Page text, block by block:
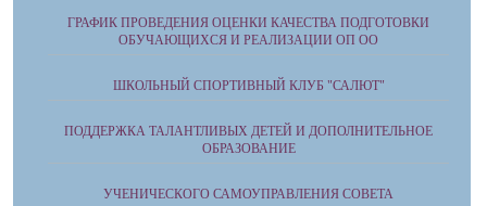
ГРАФИК ПРОВЕДЕНИЯ ОЦЕНКИ КАЧЕСТВА ПОДГОТОВКИ
ОБУЧАЮЩИХСЯ И РЕАЛИЗАЦИИ ОП ОО
ШКОЛЬНЫЙ СПОРТИВНЫЙ КЛУБ "САЛЮТ"
ПОДДЕРЖКА ТАЛАНТЛИВЫХ ДЕТЕЙ И ДОПОЛНИТЕЛЬНОЕ
ОБРАЗОВАНИЕ
УЧЕНИЧЕСКОГО САМОУПРАВЛЕНИЯ СОВЕТА